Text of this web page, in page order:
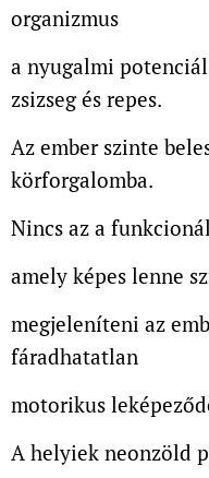
organizmus
a nyugalmi
zsizseg és repes.
Az ember szinte
körforgalomba.
Nincs az a
amely képes lenne
megjeleníteni az
fáradhatatlan
motorikus
A helyiek neonzöld